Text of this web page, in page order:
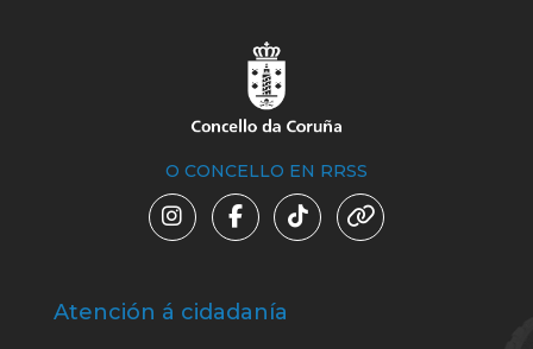
O CONCELLO EN RRSS
Atención á cidadanía